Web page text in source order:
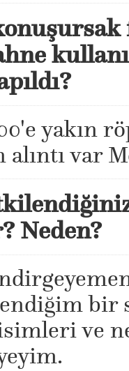
yakın
var
Neden?
bir
ve